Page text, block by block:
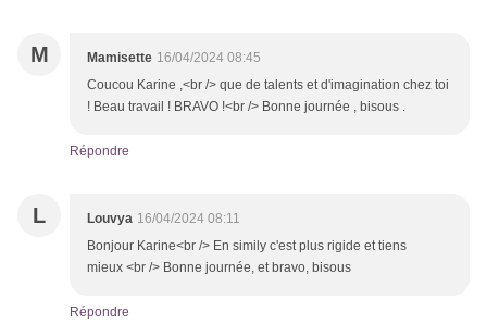
M Mamisette 16/04/2024 08:45
Coucou Karine ,<br /> que de talents et d'imagination chez toi
! Beau travail ! BRAVO !<br /> Bonne journée , bisous .
Répondre
L Louvya 16/04/2024 08:11
Bonjour Karine<br /> En simily c'est plus rigide et tiens
mieux <br /> Bonne journée, et bravo, bisous
Répondre